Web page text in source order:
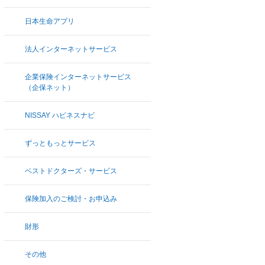
日本生命アプリ
法人インターネットサービス
企業保険インターネットサービス
（企保ネット）
NISSAY ハピネスナビ
ずっともっとサービス
ベストドクターズ・サービス
保険加入のご検討・お申込み
財形
その他